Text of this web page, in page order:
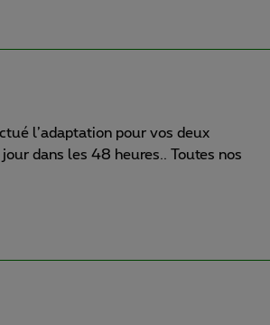
l’adaptation pour vos deux
dans les 48 heures.. Toutes nos